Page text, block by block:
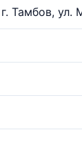
г. Тамбов, ул.